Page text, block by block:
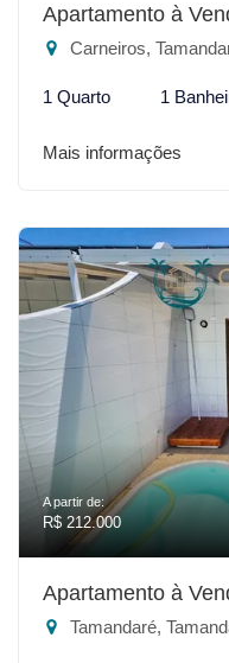
Apartamento à
Carneiros,
1 Quarto 1
Mais informações
A partir de:
R$ 212.000
Apartamento à
Tamandaré,